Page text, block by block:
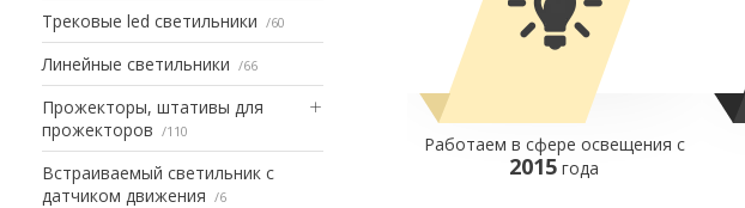
Трековые led светильники 60
Линейные светильники 66
Прожекторы, штативы для
прожекторов
110
Встраиваемый светильник с
датчиком движения
6
Работаем в сфере освещения с
2015 года